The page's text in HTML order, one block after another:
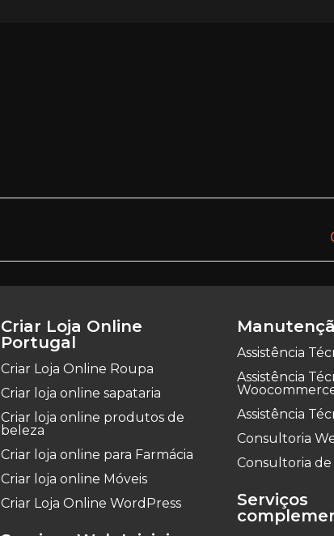
Criar Loja Online
Portugal
Criar Loja Online Roupa
Criar loja online sapataria
Criar loja online produtos de
beleza
Criar loja online para Farmácia
Criar loja online Móveis
Criar Loja Online WordPress
Assistência
Assistência
Assistência
Consultoria
Consultoria de
Serviços